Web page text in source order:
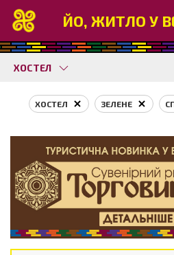
ЙО, ЖИТЛО У
ХОСТЕЛ
ХОСТЕЛ ЗЕЛЕНЕ